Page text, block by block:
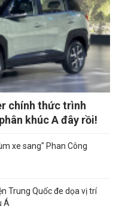
chính thức trình
khúc A đây rồi!
xe sang" Phan Công
Trung Quốc đe dọa vị trí
Á